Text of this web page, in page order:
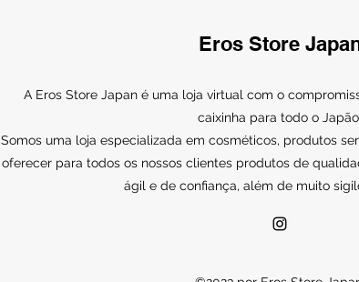
Eros Store
A Eros Store Japan é uma loja virtual com o
caixinha para todo o
Somos uma loja especializada em cosméticos, produtos
oferecer para todos os nossos clientes produtos de
ágil e de confiança, além de muito